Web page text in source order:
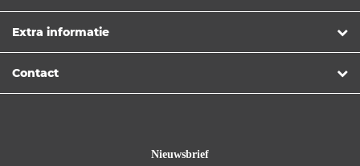
Extra informatie
Contact
Nieuwsbrief